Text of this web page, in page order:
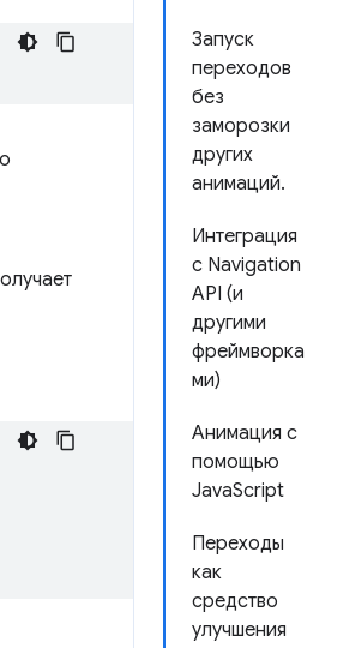
Запуск
переходов
без
заморозки
других
анимаций.
Интеграция
с Navigation
API (и
другими
фреймворка
ми)
Анимация с
помощью
JavaScript
Переходы
как
средство
улучшения